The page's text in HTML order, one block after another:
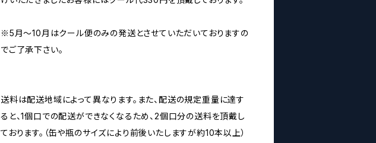
※5月～10月はクール便のみの発送とさせていただいておりますの
でご了承下さい。
送料は配送地域によって異なります。また、配送の規定重量に達す
ると、1個口での配送ができなくなるため、2個口分の送料を頂戴し
ております。（缶や瓶のサイズにより前後いたしますが約10本以上）